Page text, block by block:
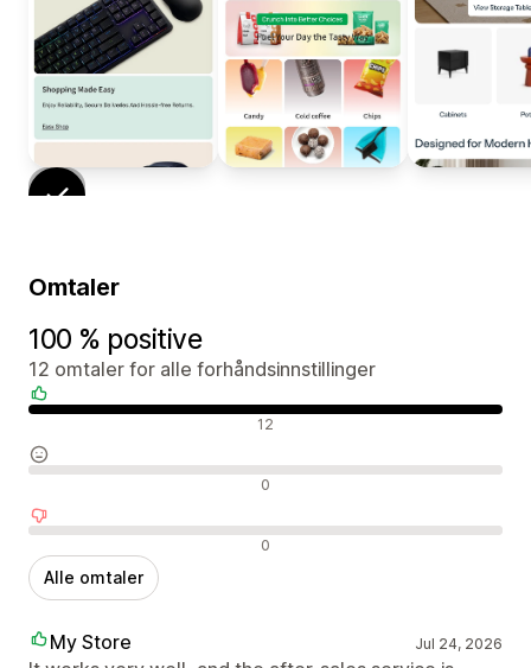
Omtaler
100 % positive
12 omtaler for alle forhåndsinnstillinger
12
0
0
Alle omtaler
My Store Jul 24, 2026